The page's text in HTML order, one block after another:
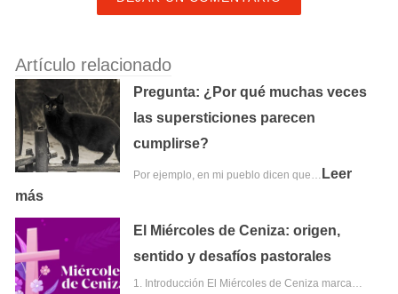
Artículo relacionado
Pregunta: ¿Por qué muchas veces
las supersticiones parecen
cumplirse?
Por ejemplo, en mi pueblo dicen que…
Leer
más
El Miércoles de Ceniza: origen,
sentido y desafíos pastorales
1.⁠ ⁠Introducción El Miércoles de Ceniza marca…